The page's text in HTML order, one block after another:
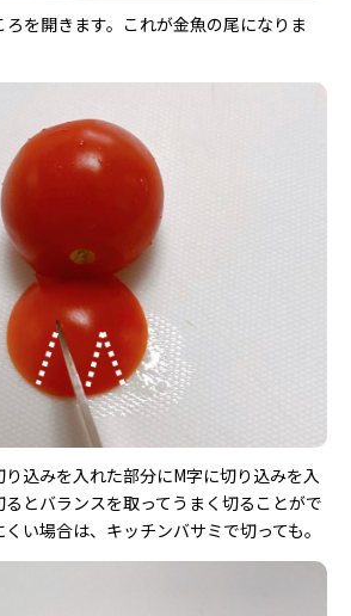
を開きます。これが金魚の尾になりま
込みを入れた部分にM字に切り込みを入
とバランスを取ってうまく切ることがで
い場合は、キッチンバサミで切っても。